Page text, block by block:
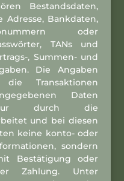
Bestandsdaten,
Bankdaten,
oder
TANs und
, Summen- und
Die Angaben
Transaktionen
Daten
durch die
und bei diesen
keine konto- oder
sondern
Bestätigung oder
Zahlung. Unter